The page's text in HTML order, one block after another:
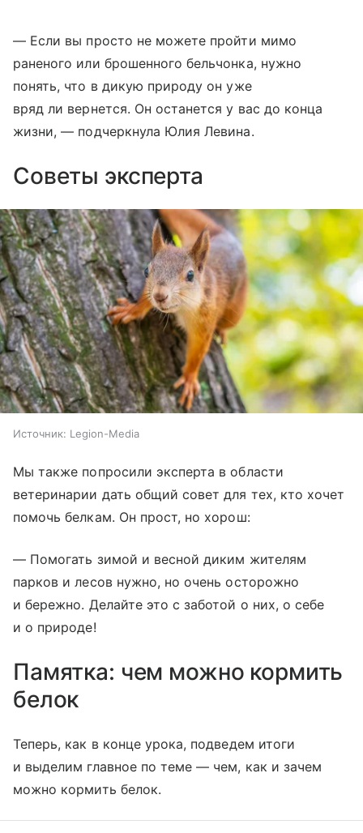
— Если вы просто не можете пройти мимо
раненого или брошенного бельчонка, нужно
понять, что в дикую природу он уже
вряд ли вернется. Он останется у вас до конца
жизни, — подчеркнула Юлия Левина.
Советы эксперта
Источник: Legion-Media
Мы также попросили эксперта в области
ветеринарии дать общий совет для тех, кто хочет
помочь белкам. Он прост, но хорош:
— Помогать зимой и весной диким жителям
парков и лесов нужно, но очень осторожно
и бережно. Делайте это с заботой о них, о себе
и о природе!
Памятка: чем можно кормить
белок
Теперь, как в конце урока, подведем итоги
и выделим главное по теме — чем, как и зачем
можно кормить белок.